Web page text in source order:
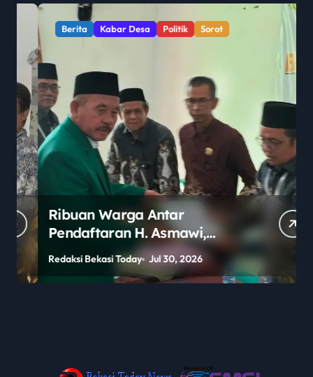
Berita Kabar Desa Politik Sorot
Ribuan Warga Antar
Pendaftaran H. Asmawi,
Dukungan Menggema:
“Lanjutkan!”
Redaksi Bekasi Today Jul 30, 2026